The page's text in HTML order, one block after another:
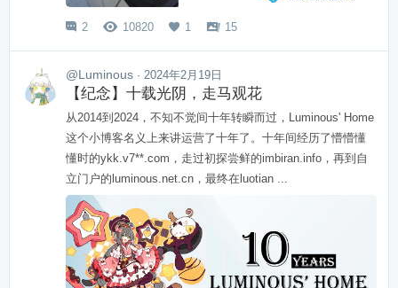
 2  10820  1  15
@Luminous · 2024年2月19日
【纪念】十载光阴，走马观花
从2014到2024，不知不觉间十年转瞬而过，Luminous' Home
这个小博客名义上来讲运营了十年了。十年间经历了懵懵懂
懂时的ykk.v7**.com，走过初探尝鲜的imbiran.info，再到自
立门户的luminous.net.cn，最终在luotian ...